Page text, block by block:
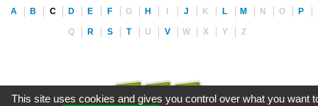
A B C D E F G H J K L M N O P
Q R S T U V W X Y Z
This site uses cookies and gives you control over what you want